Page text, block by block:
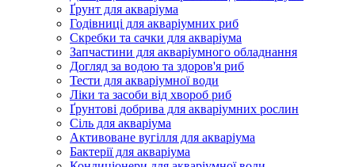
Ґрунт для акваріума
Годівниці для акваріумних риб
Скребки та сачки для акваріума
Запчастини для акваріумного обладнання
Догляд за водою та здоров'я риб
Тести для акваріумної води
Ліки та засоби від хвороб риб
Ґрунтові добрива для акваріумних рослин
Сіль для акваріума
Активоване вугілля для акваріума
Бактерії для акваріума